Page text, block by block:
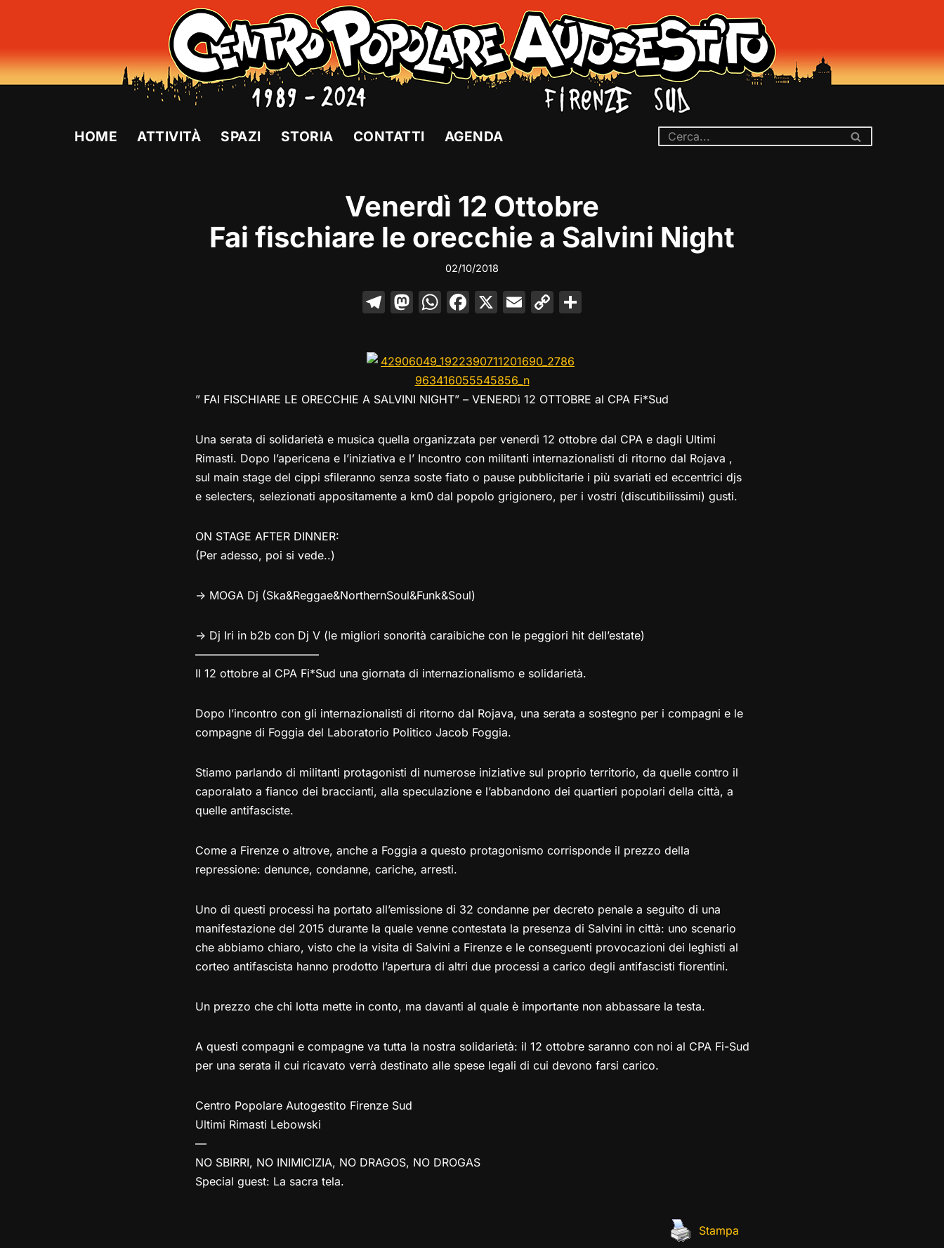
al
HOME ATTIVITÀ SPAZI STORIA CONTATTI AGENDA
Venerdì 12 Ottobre
Fai fischiare le orecchie a Salvini Night
02/10/2018
T
gr
a
M
o
d
n
W
s
A
p
F
e
b
o
k
X E
l
C
y
Li
k
vi
” FAI FISCHIARE LE ORECCHIE A SALVINI NIGHT” – VENERDì 12 OTTOBRE al CPA Fi*Sud
Una serata di solidarietà e musica quella organizzata per venerdì 12 ottobre dal CPA e dagli Ultimi
Rimasti. Dopo l’apericena e l’iniziativa e l’ Incontro con militanti internazionalisti di ritorno dal Rojava ,
sul main stage del cippi sfileranno senza soste fiato o pause pubblicitarie i più svariati ed eccentrici djs
e selecters, selezionati appositamente a km0 dal popolo grigionero, per i vostri (discutibilissimi) gusti.
ON STAGE AFTER DINNER:
(Per adesso, poi si vede..)
-> MOGA Dj (Ska&Reggae&NorthernSoul&Funk&Soul)
-> Dj Iri in b2b con Dj V (le migliori sonorità caraibiche con le peggiori hit dell’estate)
———————————
Il 12 ottobre al CPA Fi*Sud una giornata di internazionalismo e solidarietà.
Dopo l’incontro con gli internazionalisti di ritorno dal Rojava, una serata a sostegno per i compagni e le
compagne di Foggia del Laboratorio Politico Jacob Foggia.
Stiamo parlando di militanti protagonisti di numerose iniziative sul proprio territorio, da quelle contro il
caporalato a fianco dei braccianti, alla speculazione e l’abbandono dei quartieri popolari della città, a
quelle antifasciste.
Come a Firenze o altrove, anche a Foggia a questo protagonismo corrisponde il prezzo della
repressione: denunce, condanne, cariche, arresti.
Uno di questi processi ha portato all’emissione di 32 condanne per decreto penale a seguito di una
manifestazione del 2015 durante la quale venne contestata la presenza di Salvini in città: uno scenario
che abbiamo chiaro, visto che la visita di Salvini a Firenze e le conseguenti provocazioni dei leghisti al
corteo antifascista hanno prodotto l’apertura di altri due processi a carico degli antifascisti fiorentini.
Un prezzo che chi lotta mette in conto, ma davanti al quale è importante non abbassare la testa.
A questi compagni e compagne va tutta la nostra solidarietà: il 12 ottobre saranno con noi al CPA Fi-Sud
per una serata il cui ricavato verrà destinato alle spese legali di cui devono farsi carico.
Centro Popolare Autogestito Firenze Sud
Ultimi Rimasti Lebowski
—
NO SBIRRI, NO INIMICIZIA, NO DRAGOS, NO DROGAS
Special guest: La sacra tela.
Stampa